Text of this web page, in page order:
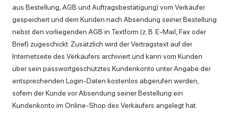
aus Bestellung, AGB und Auftragsbestätigung) vom Verkäufer
gespeichert und dem Kunden nach Absendung seiner Bestellung
nebst den vorliegenden AGB in Textform (z. B. E-Mail, Fax oder
Brief) zugeschickt. Zusätzlich wird der Vertragstext auf der
Internetseite des Verkäufers archiviert und kann vom Kunden
über sein passwortgeschütztes Kundenkonto unter Angabe der
entsprechenden Login-Daten kostenlos abgerufen werden,
sofern der Kunde vor Absendung seiner Bestellung ein
Kundenkonto im Online-Shop des Verkäufers angelegt hat.